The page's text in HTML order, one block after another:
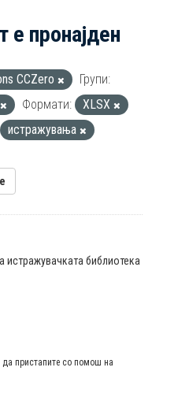
е пронајден
CCZero
Групи:
Формати:
XLSX
истражувања
истражувачката библиотека
да пристапите со помош на